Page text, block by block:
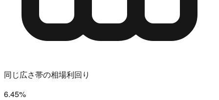
同じ広さ帯の相場利回り
6.45%